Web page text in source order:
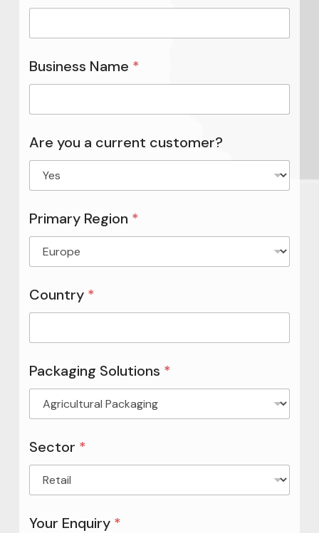
Business Name *
Are you a current customer?
Primary Region *
Country *
Packaging Solutions *
Sector *
Your Enquiry *